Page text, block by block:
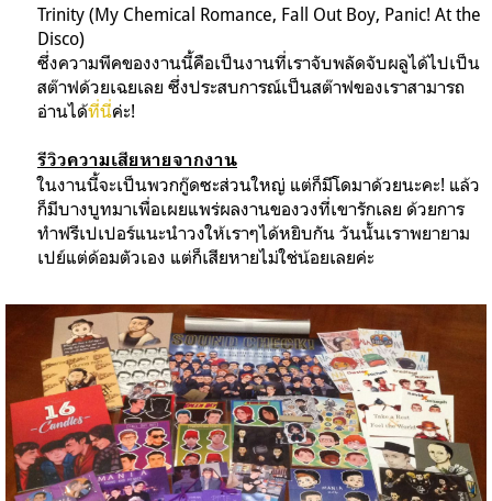
Trinity (My Chemical Romance, Fall Out Boy, Panic! At the
Disco)
ซึ่งความพีคของงานนี้คือเป็นงานที่เราจับพลัดจับผลูได้ไปเป็น
สต๊าฟด้วยเฉยเลย ซึ่งประสบการณ์เป็นสต๊าฟของเราสามารถ
อ่านได้ที่นี่ค่ะ!
รีวิวความเสียหายจากงาน
ในงานนี้จะเป็นพวกกู๊ดซะส่วนใหญ่ แต่ก็มีโดมาด้วยนะคะ! แล้ว
ก็มีบางบูทมาเพื่อเผยแพร่ผลงานของวงที่เขารักเลย ด้วยการ
ทำฟรีเปเปอร์แนะนำวงให้เราๆได้หยิบกัน วันนั้นเราพยายาม
เปย์แต่ด้อมตัวเอง แต่ก็เสียหายไม่ใช่น้อยเลยค่ะ